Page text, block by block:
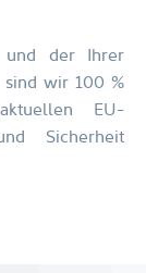
und der Ihrer
sind wir 100 %
EU-
Sicherheit